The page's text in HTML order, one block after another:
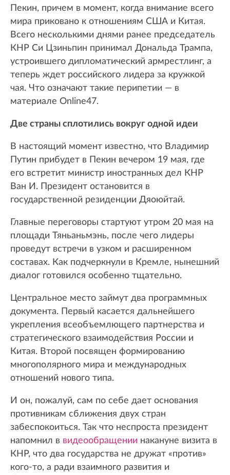
Пекин, причем в момент, когда внимание всего
мира приковано к отношениям США и Китая.
Всего несколькими днями ранее председатель
КНР Си Цзиньпин принимал Дональда Трампа,
устроившего дипломатический армрестлинг, а
теперь ждет российского лидера за кружкой
чая. Что означают такие перипетии — в
материале Online47.
Две страны сплотились вокруг одной идеи
В настоящий момент известно, что Владимир
Путин прибудет в Пекин вечером 19 мая, где
его встретит министр иностранных дел КНР
Ван И. Президент остановится в
государственной резиденции Дяоюйтай.
Главные переговоры стартуют утром 20 мая на
площади Тяньаньмэнь, после чего лидеры
проведут встречи в узком и расширенном
составах. Как подчеркнули в Кремле, нынешний
диалог готовился особенно тщательно.
Центральное место займут два программных
документа. Первый касается дальнейшего
укрепления всеобъемлющего партнерства и
стратегического взаимодействия России и
Китая. Второй посвящен формированию
многополярного мира и международных
отношений нового типа.
И он, пожалуй, сам по себе дает основания
противникам сближения двух стран
забеспокоиться. Так что неспроста президент
напомнил в видеообращении накануне визита в
КНР, что два государства не дружат «против»
кого-то, а ради взаимного развития и